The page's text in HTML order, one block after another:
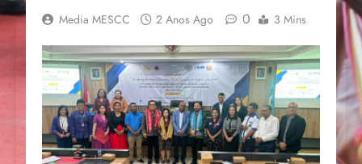
Media MESCC 2 Anos Ago 0 3 Mins